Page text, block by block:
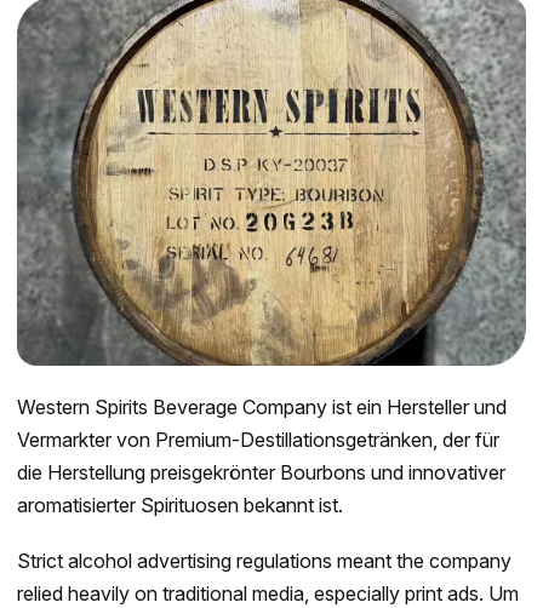
Western Spirits Beverage Company ist ein Hersteller und
Vermarkter von Premium-Destillationsgetränken, der für
die Herstellung preisgekrönter Bourbons und innovativer
aromatisierter Spirituosen bekannt ist.
Strict alcohol advertising regulations meant the company
relied heavily on traditional media, especially print ads. Um